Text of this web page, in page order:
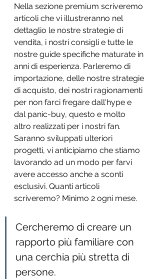
Nella sezione premium scriveremo
articoli che vi illustreranno nel
dettaglio le nostre strategie di
vendita, i nostri consigli e tutte le
nostre guide specifiche maturate in
anni di esperienza. Parleremo di
importazione, delle nostre strategie
di acquisto, dei nostri ragionamenti
per non farci fregare dall'hype e
dal panic-buy, questo e molto
altro realizzati per i nostri fan.
Saranno sviluppati ulteriori
progetti, vi anticipiamo che stiamo
lavorando ad un modo per farvi
avere accesso anche a sconti
esclusivi. Quanti articoli
scriveremo? Minimo 2 ogni mese.
Cercheremo di creare un
rapporto più familiare con
una cerchia più stretta di
persone.